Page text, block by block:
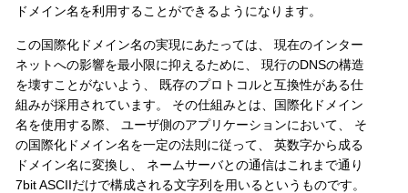
ドメイン名を利用することができるようになります。
この国際化ドメイン名の実現にあたっては、 現在のインター
ネットへの影響を最小限に抑えるために、 現行のDNSの構造
を壊すことがないよう、 既存のプロトコルと互換性がある仕
組みが採用されています。 その仕組みとは、国際化ドメイン
名を使用する際、 ユーザ側のアプリケーションにおいて、 そ
の国際化ドメイン名を一定の法則に従って、 英数字から成る
ドメイン名に変換し、 ネームサーバとの通信はこれまで通り
7bit ASCIIだけで構成される文字列を用いるというものです。